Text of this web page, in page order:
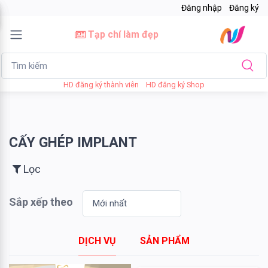
Đăng nhập Đăng ký
Tạp chí làm đẹp
HD đăng ký thành viên HD đăng ký Shop
CẤY GHÉP IMPLANT
Lọc
Sắp xếp theo
DỊCH VỤ SẢN PHẨM
Lọc
Tìm kiếm